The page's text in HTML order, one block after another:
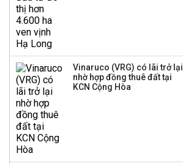
hàng
TOP 10 ngân hàng lãi
Vinaruco (VRG) có lãi trở lại
nhờ hợp đồng thuê đất tại
KCN Cộng Hòa